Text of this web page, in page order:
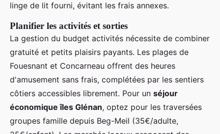
linge de lit fourni, évitant les frais annexes.
Planifier les activités et sorties
La gestion du budget activités nécessite de combiner
gratuité et petits plaisirs payants. Les plages de
Fouesnant et Concarneau offrent des heures
d'amusement sans frais, complétées par les sentiers
côtiers accessibles librement. Pour un séjour
économique îles Glénan, optez pour les traversées
groupes famille depuis Beg-Meil (35€/adulte,